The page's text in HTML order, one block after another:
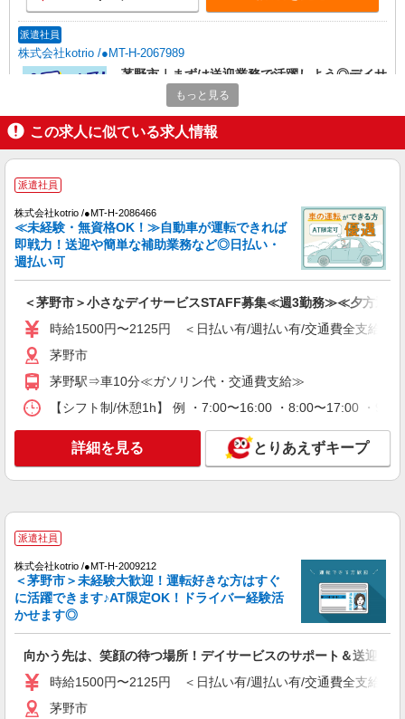
派遣社員
株式会社kotrio /●MT-H-2067989
茅野市｜まずは送迎業務で活躍しよう◎デイサ
ービスSTAFF
時給1500円〜2125円 ＜日払い有/週払い有/交
通費全支給(ガソリン代含む)＞
茅野市ほか 周辺エリア多数
派遣社員
株式会社kotrio /●MT-H-2020515
茅野市★未経験OKの人間関係に悩まない職場
時給1500円〜2125円 ＜日払い有/週払い有/交
通費全支給(ガソリン代含む)＞
詳細を見る
派遣社員
株式会社kotrio /●MT-H-1871154
時給1500円〜2125円 ＜日払い有/週払い有/交
キープ 詳細を見る
派遣社員
株式会社kotrio /●MT-H-2068637
趣味も満喫
もっと見る
この求人に似ている求人情報
派遣社員
株式会社kotrio /●MT-H-2086466
≪未経験・無資格OK！≫自動車が運転できれば
即戦力！送迎や簡単な補助業務など◎日払い・
週払い可
＜茅野市＞小さなデイサービスSTAFF募集≪週3勤務≫≪夕方退
時給1500円〜2125円 ＜日払い有/週払い有/交通費全支給(ガ
茅野市
茅野駅⇒車10分≪ガソリン代・交通費支給≫
【シフト制/休憩1h】 例 ・7:00〜16:00 ・8:00〜17:00 ・
詳細を見る とりあえずキープ
派遣社員
株式会社kotrio /●MT-H-2009212
＜茅野市＞未経験大歓迎！運転好きな方はすぐ
に活躍できます♪AT限定OK！ドライバー経験活
かせます◎
向かう先は、笑顔の待つ場所！デイサービスのサポート＆送迎
時給1500円〜2125円 ＜日払い有/週払い有/交通費全支給(ガ
茅野市